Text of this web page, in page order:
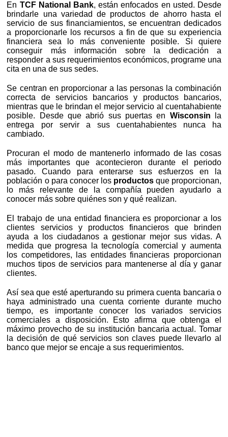
En TCF National Bank, están enfocados en usted. Desde
brindarle una variedad de productos de ahorro hasta el
servicio de sus financiamientos, se encuentran dedicados
a proporcionarle los recursos a fin de que su experiencia
financiera sea lo más conveniente posible. Si quiere
conseguir más información sobre la dedicación a
responder a sus requerimientos económicos, programe una
cita en una de sus sedes.
Se centran en proporcionar a las personas la combinación
correcta de servicios bancarios y productos bancarios,
mientras que le brindan el mejor servicio al cuentahabiente
posible. Desde que abrió sus puertas en Wisconsin la
entrega por servir a sus cuentahabientes nunca ha
cambiado.
Procuran el modo de mantenerlo informado de las cosas
más importantes que acontecieron durante el periodo
pasado. Cuando para enterarse sus esfuerzos en la
población o para conocer los productosque proporcionan,
lo más relevante de la compañía pueden ayudarlo a
conocer más sobre quiénes son y qué realizan.
El trabajo de una entidad financiera es proporcionar a los
clientes servicios y productos financieros que brinden
ayuda a los ciudadanos a gestionar mejor sus vidas. A
medida que progresa la tecnología comercial y aumenta
los competidores, las entidades financieras proporcionan
muchos tipos de servicios para mantenerse al día y ganar
clientes.
Así sea que esté aperturando su primera cuenta bancaria o
haya administrado una cuenta corriente durante mucho
tiempo, es importante conocer los variados servicios
comerciales a disposición. Esto afirma que obtenga el
máximo provecho de su institución bancaria actual. Tomar
la decisión de qué servicios son claves puede llevarlo al
banco que mejor se encaje a sus requerimientos.